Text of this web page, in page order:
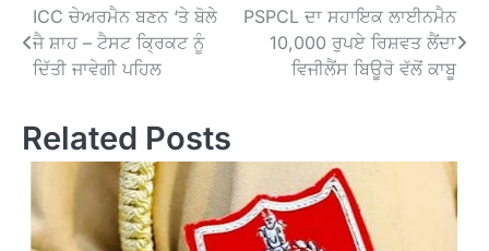
Post
navigation
ICC ਚੇਅਰਮੈਨ ਬਣਨ ‘ਤੇ ਬੋਲੇ
ਜੈ ਸ਼ਾਹ – ਟੈਸਟ ਕ੍ਰਿਕਟ ਨੂੰ
ਦਿੱਤੀ ਜਾਵੇਗੀ ਪਹਿਲ
PSPCL ਦਾ ਸਹਾਇਕ ਲਾਈਨਮੈਨ
10,000 ਰੁਪਏ ਰਿਸ਼ਵਤ ਲੈਂਦਾ
ਵਿਜੀਲੈਂਸ ਬਿਊਰੋ ਵੱਲੋਂ ਕਾਬੂ
Related Posts